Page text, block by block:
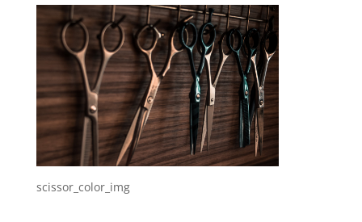
scissor_color_img